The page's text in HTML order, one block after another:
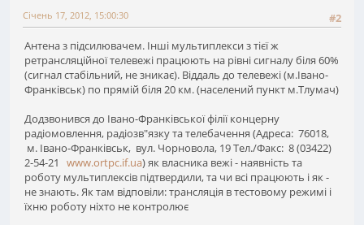
#2
Січень 17, 2012, 15:00:30
Антена з підсилювачем. Інші мультиплекси з тієї ж
ретрансляційної телевежі працюють на рівні сигналу біля 60%
(сигнал стабільний, не зникає). Віддаль до телевежі (м.Івано-
Франківськ) по прямій біля 20 км. (населений пункт м.Тлумач)
Додзвонився до Івано-Франківської філії концерну
радіомовлення, радіозв"язку та телебачення (Адреса: 76018,
м. Івано-Франківськ, вул. Чорновола, 19 Тел./Факс: 8 (03422)
2-54-21 www.ortpc.if.ua) як власника вежі - наявність та
роботу мультиплексів підтвердили, та чи всі працюють і як -
не знають. Як там відповіли: трансляція в тестовому режимі і
їхню роботу ніхто не контролює